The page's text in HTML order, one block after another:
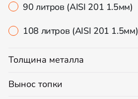
Вынос топки
90 литров (AISI 201 1.5мм)
108 литров (AISI 201 1.5мм)
Толщина металла